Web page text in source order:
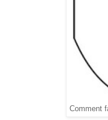
Comment